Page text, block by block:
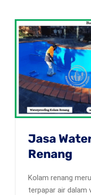
Jasa
Renang
Kolam renang
terpapar air dalam